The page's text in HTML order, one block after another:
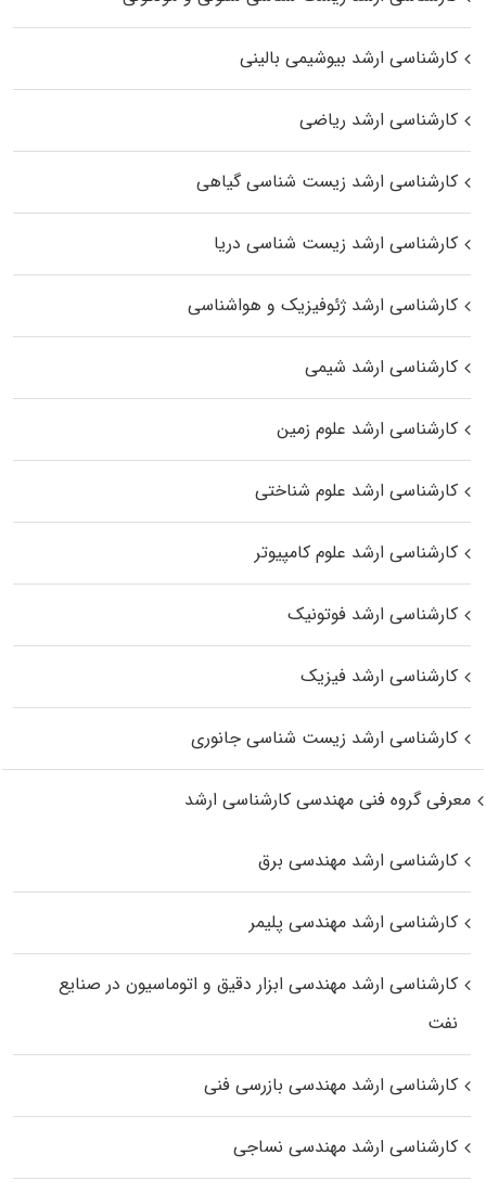
کارشناسی ارشد بیوشیمی بالینی
کارشناسی ارشد ریاضی
کارشناسی ارشد زیست‌ شناسی گیاهی
کارشناسی ارشد زیست‌ شناسی دریا
کارشناسی ارشد ژئوفیزیک و هواشناسی
کارشناسی ارشد شیمی
کارشناسی ارشد علوم زمین
کارشناسی ارشد علوم شناختی
کارشناسی ارشد علوم کامپیوتر
کارشناسی ارشد فوتونیک
کارشناسی ارشد فیزیک
کارشناسی ارشد زیست‌ شناسی جانوری
معرفی گروه فنی مهندسی کارشناسی ارشد
کارشناسی ارشد مهندسی برق
کارشناسی ارشد مهندسی پلیمر
کارشناسی ارشد مهندسی ابزار دقیق و اتوماسیون در صنایع
نفت
کارشناسی ارشد مهندسی بازرسی فنی
کارشناسی ارشد مهندسی نساجی